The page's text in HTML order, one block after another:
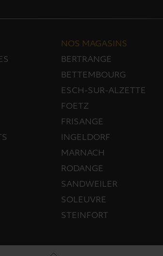
NOS MAGASINS
BERTRANGE
BETTEMBOURG
ESCH-SUR-ALZETTE
FOETZ
FRISANGE
INGELDORF
MARNACH
RODANGE
SANDWEILER
SOLEUVRE
STEINFORT